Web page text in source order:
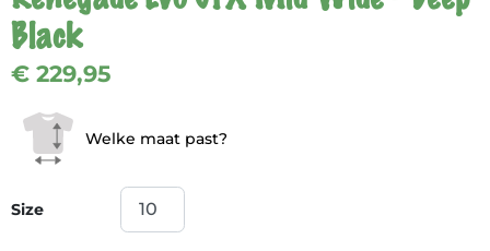
Black
€ 229,95
Size
Welke maat past?